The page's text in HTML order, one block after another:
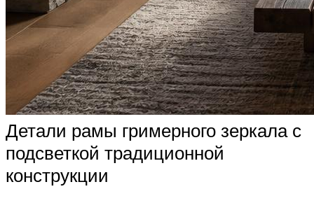
Детали рамы гримерного зеркала с
подсветкой традиционной
конструкции